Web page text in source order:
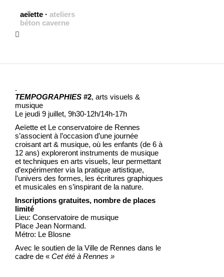
aeïette · ateliers
béton caverne
.
TEMPOGRAPHIES #2, arts visuels &
musique
Le jeudi 9 juillet, 9h30-12h/14h-17h
Aeïette et Le conservatoire de Rennes
s’associent à l’occasion d’une journée
croisant art & musique, où les enfants (de 6 à
12 ans) exploreront instruments de musique
et techniques en arts visuels, leur permettant
d’expérimenter via la pratique artistique,
l’univers des formes, les écritures graphiques
et musicales en s’inspirant de la nature.
Inscriptions gratuites, nombre de places
limité
Lieu: Conservatoire de musique
Place Jean Normand.
Métro: Le Blosne
Avec le soutien de la Ville de Rennes dans le
cadre de « Cet été à Rennes »